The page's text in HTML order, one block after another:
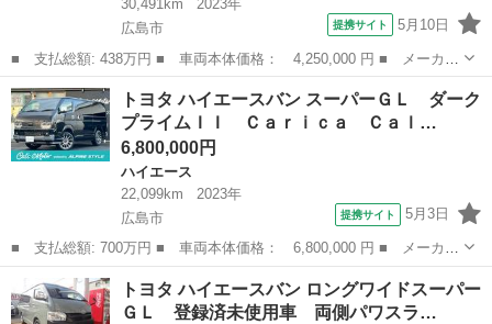
30,491km
2023年
広島市
提携サイト 5月10日
■ 支払総額: 438万円 ■ 車両本体価格： 4,250,000 円 ■ メーカー
名： トヨタ ■ 車種名： ハイエースバン ■ グレード名： スー
パーＧＬ ダークプライムＩＩ ワンオーナー 衝突被害軽減システ
ム 全方位...
広島 広島市 ハイエース
トヨタ ハイエースバン スーパーＧＬ ダーク
プライムＩＩ Ｃａｒｉｃａ Ｃａｌ…
6,800,000円
ハイエース
22,099km
2023年
広島市
提携サイト 5月3日
■ 支払総額: 700万円 ■ 車両本体価格： 6,800,000 円 ■ メーカー
名： トヨタ ■ 車種名： ハイエースバン ■ グレード名： スー
パーＧＬ ダークプライムＩＩ Ｃａｒｉｃａ Ｃａｌ‘ｓＭｏｔｏｒ
オリジナ...
広島市 ハイエース
トヨタ ハイエースバン ロングワイドスーパー
ＧＬ 登録済未使用車 両側パワスラ…